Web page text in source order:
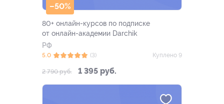
–50%
80+ онлайн-курсов по подписке
от онлайн-академии Darchik
РФ
2 790 руб. 1 395 руб.
5.0 (3) Куплено 9